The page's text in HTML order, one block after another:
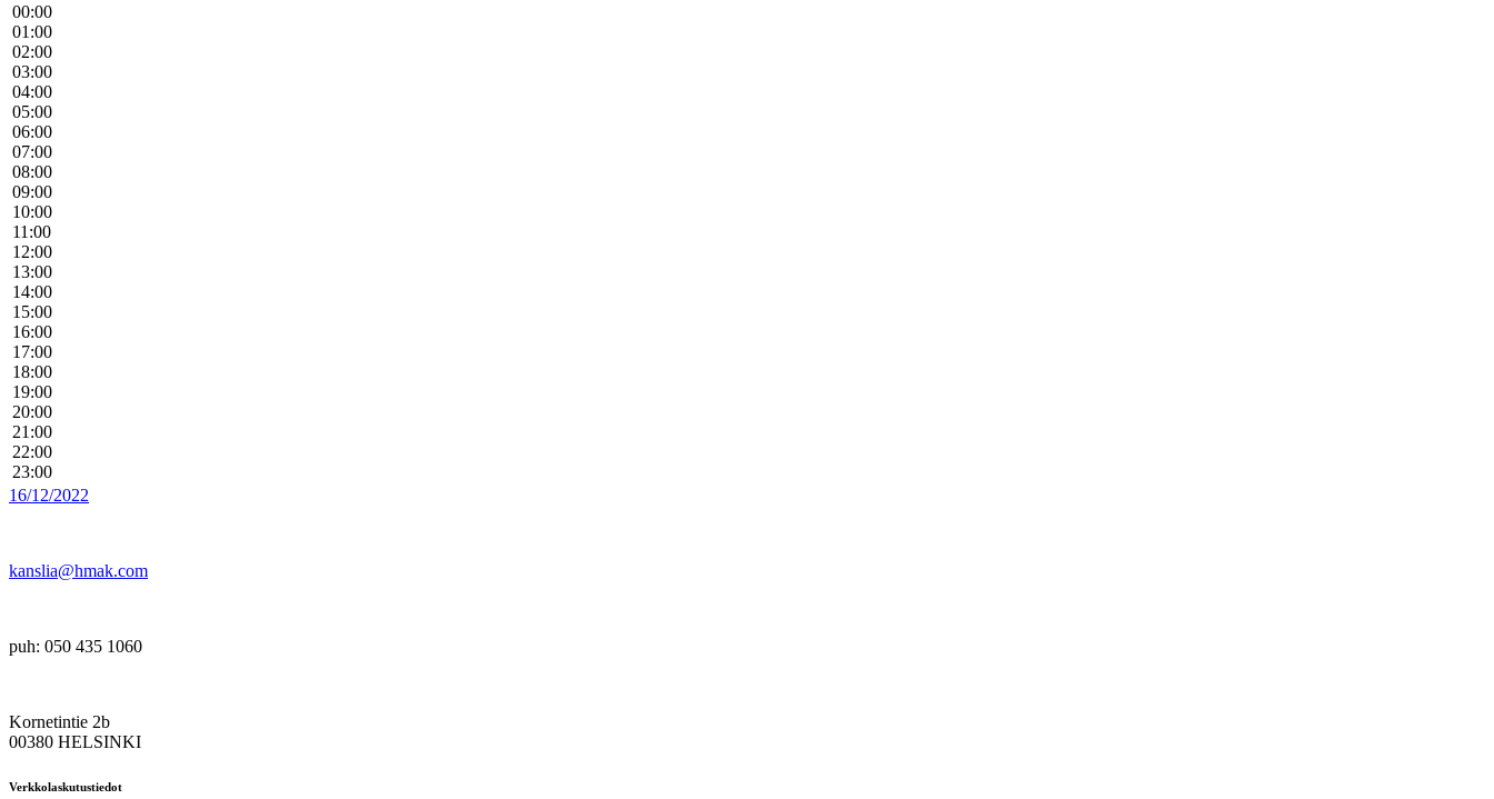
00:00
01:00
02:00
03:00
04:00
05:00
06:00
07:00
08:00
09:00
10:00
11:00
12:00
13:00
14:00
15:00
16:00
17:00
18:00
19:00
20:00
21:00
22:00
23:00
16/12/2022
kanslia@hmak.com
puh: 050 435 1060
Kornetintie 2b
00380 HELSINKI
Verkkolaskutustiedot